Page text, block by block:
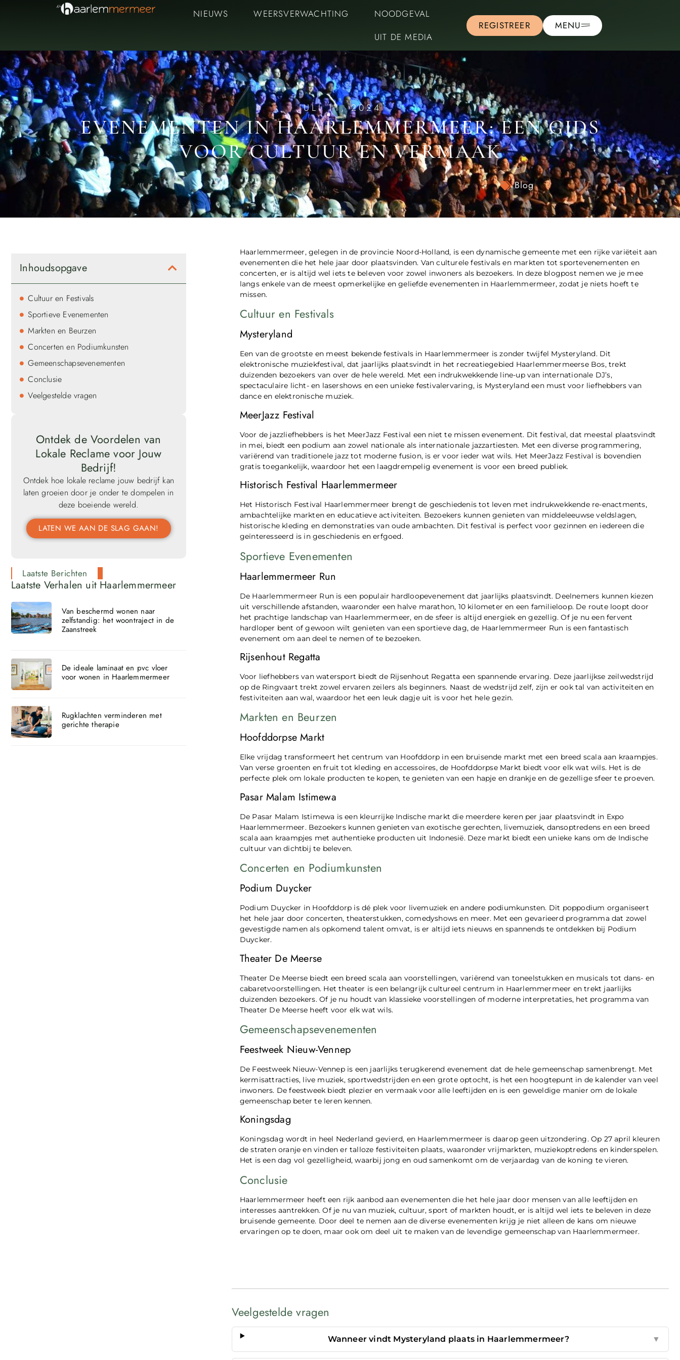
NIEUWS WEERSVERWACHTING
NOODGEVAL
UIT DE MEDIA
REGISTREER MENU
JULI 11, 2024
EVENEMENTEN IN HAARLEMMERMEER: EEN GIDS
VOOR CULTUUR EN VERMAAK
Blog
Haarlemmermeer, gelegen in de provincie Noord-Holland, is een dynamische gemeente met een rijke variëteit aan
evenementen die het hele jaar door plaatsvinden. Van culturele festivals en markten tot sportevenementen en
concerten, er is altijd wel iets te beleven voor zowel inwoners als bezoekers. In deze blogpost nemen we je mee
langs enkele van de meest opmerkelijke en geliefde evenementen in Haarlemmermeer, zodat je niets hoeft te
missen.
Cultuur en Festivals
Mysteryland
Een van de grootste en meest bekende festivals in Haarlemmermeer is zonder twijfel Mysteryland. Dit
elektronische muziekfestival, dat jaarlijks plaatsvindt in het recreatiegebied Haarlemmermeerse Bos, trekt
duizenden bezoekers van over de hele wereld. Met een indrukwekkende line-up van internationale DJ’s,
spectaculaire licht- en lasershows en een unieke festivalervaring, is Mysteryland een must voor liefhebbers van
dance en elektronische muziek.
MeerJazz Festival
Voor de jazzliefhebbers is het MeerJazz Festival een niet te missen evenement. Dit festival, dat meestal plaatsvindt
in mei, biedt een podium aan zowel nationale als internationale jazzartiesten. Met een diverse programmering,
variërend van traditionele jazz tot moderne fusion, is er voor ieder wat wils. Het MeerJazz Festival is bovendien
gratis toegankelijk, waardoor het een laagdrempelig evenement is voor een breed publiek.
Historisch Festival Haarlemmermeer
Het Historisch Festival Haarlemmermeer brengt de geschiedenis tot leven met indrukwekkende re-enactments,
ambachtelijke markten en educatieve activiteiten. Bezoekers kunnen genieten van middeleeuwse veldslagen,
historische kleding en demonstraties van oude ambachten. Dit festival is perfect voor gezinnen en iedereen die
geïnteresseerd is in geschiedenis en erfgoed.
Sportieve Evenementen
Haarlemmermeer Run
De Haarlemmermeer Run is een populair hardloopevenement dat jaarlijks plaatsvindt. Deelnemers kunnen kiezen
uit verschillende afstanden, waaronder een halve marathon, 10 kilometer en een familieloop. De route loopt door
het prachtige landschap van Haarlemmermeer, en de sfeer is altijd energiek en gezellig. Of je nu een fervent
hardloper bent of gewoon wilt genieten van een sportieve dag, de Haarlemmermeer Run is een fantastisch
evenement om aan deel te nemen of te bezoeken.
Rijsenhout Regatta
Voor liefhebbers van watersport biedt de Rijsenhout Regatta een spannende ervaring. Deze jaarlijkse zeilwedstrijd
op de Ringvaart trekt zowel ervaren zeilers als beginners. Naast de wedstrijd zelf, zijn er ook tal van activiteiten en
festiviteiten aan wal, waardoor het een leuk dagje uit is voor het hele gezin.
Markten en Beurzen
Hoofddorpse Markt
Elke vrijdag transformeert het centrum van Hoofddorp in een bruisende markt met een breed scala aan kraampjes.
Van verse groenten en fruit tot kleding en accessoires, de Hoofddorpse Markt biedt voor elk wat wils. Het is de
perfecte plek om lokale producten te kopen, te genieten van een hapje en drankje en de gezellige sfeer te proeven.
Pasar Malam Istimewa
De Pasar Malam Istimewa is een kleurrijke Indische markt die meerdere keren per jaar plaatsvindt in Expo
Haarlemmermeer. Bezoekers kunnen genieten van exotische gerechten, livemuziek, dansoptredens en een breed
scala aan kraampjes met authentieke producten uit Indonesië. Deze markt biedt een unieke kans om de Indische
cultuur van dichtbij te beleven.
Concerten en Podiumkunsten
Podium Duycker
Podium Duycker in Hoofddorp is dé plek voor livemuziek en andere podiumkunsten. Dit poppodium organiseert
het hele jaar door concerten, theaterstukken, comedyshows en meer. Met een gevarieerd programma dat zowel
gevestigde namen als opkomend talent omvat, is er altijd iets nieuws en spannends te ontdekken bij Podium
Duycker.
Theater De Meerse
Theater De Meerse biedt een breed scala aan voorstellingen, variërend van toneelstukken en musicals tot dans- en
cabaretvoorstellingen. Het theater is een belangrijk cultureel centrum in Haarlemmermeer en trekt jaarlijks
duizenden bezoekers. Of je nu houdt van klassieke voorstellingen of moderne interpretaties, het programma van
Theater De Meerse heeft voor elk wat wils.
Gemeenschapsevenementen
Feestweek Nieuw-Vennep
De Feestweek Nieuw-Vennep is een jaarlijks terugkerend evenement dat de hele gemeenschap samenbrengt. Met
kermisattracties, live muziek, sportwedstrijden en een grote optocht, is het een hoogtepunt in de kalender van veel
inwoners. De feestweek biedt plezier en vermaak voor alle leeftijden en is een geweldige manier om de lokale
gemeenschap beter te leren kennen.
Koningsdag
Koningsdag wordt in heel Nederland gevierd, en Haarlemmermeer is daarop geen uitzondering. Op 27 april kleuren
de straten oranje en vinden er talloze festiviteiten plaats, waaronder vrijmarkten, muziekoptredens en kinderspelen.
Het is een dag vol gezelligheid, waarbij jong en oud samenkomt om de verjaardag van de koning te vieren.
Conclusie
Haarlemmermeer heeft een rijk aanbod aan evenementen die het hele jaar door mensen van alle leeftijden en
interesses aantrekken. Of je nu van muziek, cultuur, sport of markten houdt, er is altijd wel iets te beleven in deze
bruisende gemeente. Door deel te nemen aan de diverse evenementen krijg je niet alleen de kans om nieuwe
ervaringen op te doen, maar ook om deel uit te maken van de levendige gemeenschap van Haarlemmermeer.
Veelgestelde vragen
Wanneer vindt Mysteryland plaats in Haarlemmermeer? ▼
Inhoudsopgave
Cultuur en Festivals
Sportieve Evenementen
Markten en Beurzen
Concerten en Podiumkunsten
Gemeenschapsevenementen
Conclusie
Veelgestelde vragen
Ontdek de Voordelen van
Lokale Reclame voor Jouw
Bedrijf!
Ontdek hoe lokale reclame jouw bedrijf kan
laten groeien door je onder te dompelen in
deze boeiende wereld.
LATEN WE AAN DE SLAG GAAN!
Laatste Berichten
Laatste Verhalen uit Haarlemmermeer
Van beschermd wonen naar
zelfstandig: het woontraject in de
Zaanstreek
De ideale laminaat en pvc vloer
voor wonen in Haarlemmermeer
Rugklachten verminderen met
gerichte therapie